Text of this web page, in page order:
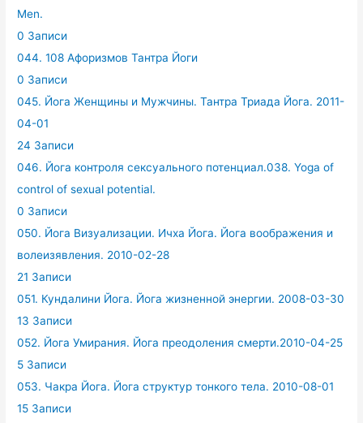
Men.
0 Записи
044. 108 Афоризмов Тантра Йоги
0 Записи
045. Йога Женщины и Мужчины. Тантра Триада Йога. 2011-
04-01
24 Записи
046. Йога контроля сексуального потенциал.038. Yoga of
control of sexual potential.
0 Записи
050. Йога Визуализации. Ичха Йога. Йога воображения и
волеизявления. 2010-02-28
21 Записи
051. Кундалини Йога. Йога жизненной энергии. 2008-03-30
13 Записи
052. Йога Умирания. Йога преодоления смерти.2010-04-25
5 Записи
053. Чакра Йога. Йога структур тонкого тела. 2010-08-01
15 Записи